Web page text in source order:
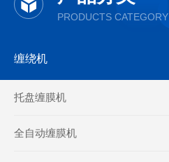
PRODUCTS CATEGORY
缠绕机
托盘缠膜机
全自动缠膜机